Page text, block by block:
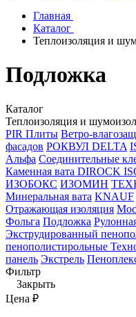
Главная
Каталог
Теплоизоляция и
Подложка
Каталог
Теплоизоляция и
PIR Плиты Ветро-
фасадов РОКВУЛ DELTA
Альфа Соединительные
Каменная вата DIROCK
ИЗОБОКС ИЗОМИН
Минеральная вата KNAUF
Отражающая изоляция
Фольга Подложка
Экструдированный
пенополистирольные
панель Экстрель
Фильтр
Закрыть
Цена ₽